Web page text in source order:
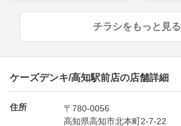
チラシをもっと見る
ケーズデンキ/高知駅前店の店舗詳細
住所
〒780-0056
高知県高知市北本町2-7-22